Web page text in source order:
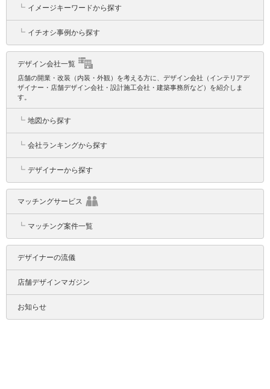
┗ イメージキーワードから探す
┗ イチオシ事例から探す
デザイン会社一覧
店舗の開業・改装（内装・外観）を考える方に、デザイン会社（インテリアデ
ザイナー・店舗デザイン会社・設計施工会社・建築事務所など）を紹介しま
す。
┗ 地図から探す
┗ 会社ランキングから探す
┗ デザイナーから探す
マッチングサービス
┗ マッチング案件一覧
デザイナーの流儀
店舗デザインマガジン
お知らせ